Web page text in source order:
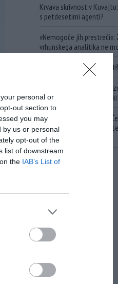
personal or
out section to
you may
by us or personal
opt-out of the
list of downstream
the IAB’s List of
Krvava skrivnost v
s petdesetimi agenti?
»Nemogoče jih
vrhunskega analitika ne
Ruska vojska uničila
Zakaj nafte na trgu še ni
ob katerem pa se
Apartheid UEFE: Kako je
nogometni grad za
nogomet pred FIFA!